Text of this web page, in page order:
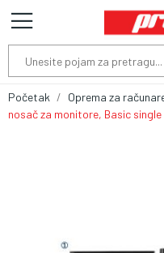
Početak Oprema za
nosač za monitore, Basic